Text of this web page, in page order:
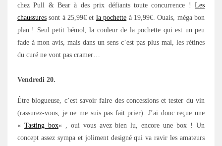
chez Pull & Bear à des prix défiants toute concurrence ! Les
chaussures sont à 25,99€ et la pochette à 19,99€. Ouais, méga bon
plan ! Seul petit bémol, la couleur de la pochette qui est un peu
fade à mon avis, mais dans un sens c’est pas plus mal, les rétines
du curé ne vont pas cramer…
Vendredi 20.
Être blogueuse, c’est savoir faire des concessions et tester du vin
(rassurez-vous, je ne me suis pas fait prier). J’ai donc reçue une
« Tasting box« , oui vous avez bien lu, encore une box ! Un
concept assez sympa et joliment designé qui va ravir les amateurs